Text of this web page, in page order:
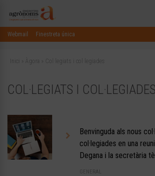
Webmail Finestreta única
Inici Àgora Col·legiats i col·legiades
COL·LEGIATS I COL·LEGIADES
Benvinguda als nous
col·legiades en una
Degana i la secretària
GENERAL